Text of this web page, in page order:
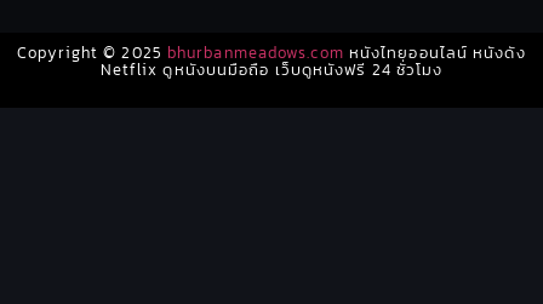
Copyright © 2025 bhurbanmeadows.com หนังไทยออนไลน์ หนังดัง
Netflix ดูหนังบนมือถือ เว็บดูหนังฟรี 24 ชั่วโมง